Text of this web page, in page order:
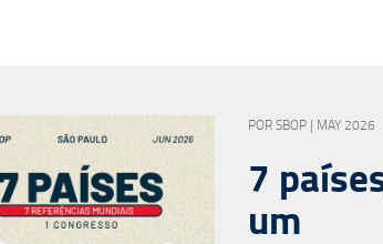
POR SBOP | MAY 2026
7
um